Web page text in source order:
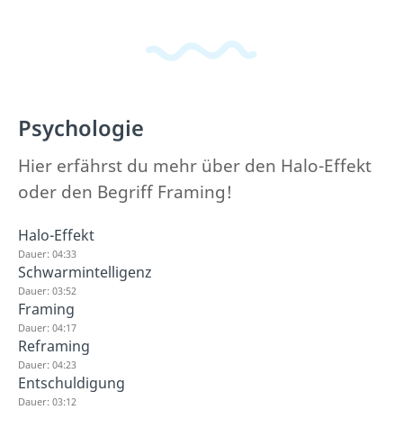
Psychologie
Hier erfährst du mehr über den Halo-Effekt
oder den Begriff Framing!
Halo-Effekt
Dauer: 04:33
Schwarmintelligenz
Dauer: 03:52
Framing
Dauer: 04:17
Reframing
Dauer: 04:23
Entschuldigung
Dauer: 03:12